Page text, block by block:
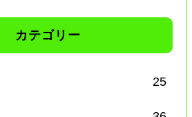
カテゴリー
25